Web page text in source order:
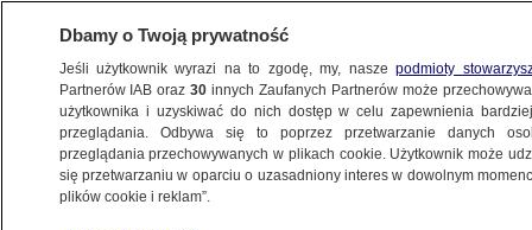
ŚWIAT
Dbamy o Twoją prywatność
Jeśli użytkownik wyrazi na to zgodę, my, naszepodmioty
Partnerów IAB oraz30 innych Zaufanych Partnerów może
użytkownika i uzyskiwać do nich dostęp w celu zapewnienia
przeglądania. Odbywa się to poprzez przetwarzanie danych
przeglądania przechowywanych w plikach cookie. Użytkownik może
się przetwarzaniu w oparciu o uzasadniony interes w dowolnym
plików cookie i reklam”.